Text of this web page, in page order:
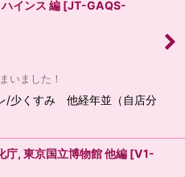
インス 編 [JT-GAQS-
いました！
/少くすみ 他経年並（自店分
, 東京国立博物館 他編 [V1-